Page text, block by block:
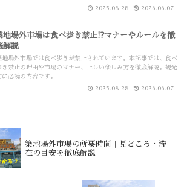
2025.08.28 2026.06.07
地場外市場は食べ歩き禁止!?マナーやルールを徹
解説
地場外市場では食べ歩きが禁止されています。本記事では、食べ
き禁止の理由や市場のマナー、正しい楽しみ方を徹底解説。観光
に必読の内容です。
2025.08.28 2026.06.07
築地場外市場の所要時間｜見どころ・滞
在の目安を徹底解説